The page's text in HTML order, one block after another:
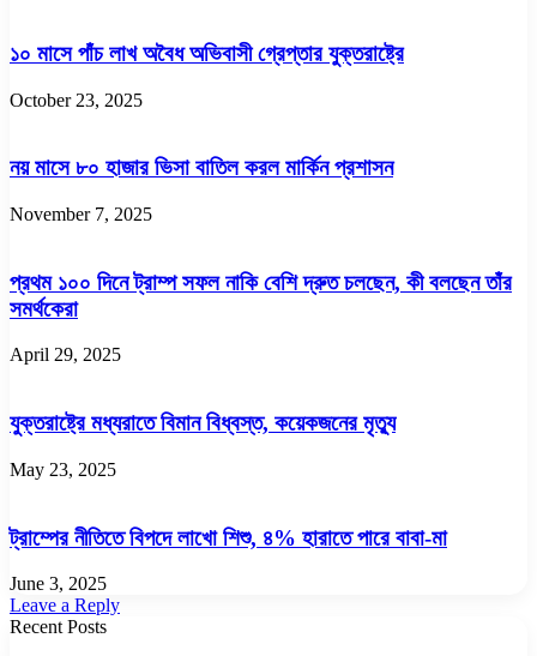
১০ মাসে পাঁচ লাখ অবৈধ অভিবাসী গ্রেপ্তার যুক্তরাষ্ট্রে
October 23, 2025
নয় মাসে ৮০ হাজার ভিসা বাতিল করল মার্কিন প্রশাসন
November 7, 2025
প্রথম ১০০ দিনে ট্রাম্প সফল নাকি বেশি দ্রুত চলছেন, কী বলছেন তাঁর
সমর্থকেরা
April 29, 2025
যুক্তরাষ্ট্রে মধ্যরাতে বিমান বিধ্বস্ত, কয়েকজনের মৃত্যু
May 23, 2025
ট্রাম্পের নীতিতে বিপদে লাখো শিশু, ৪% হারাতে পারে বাবা-মা
June 3, 2025
Leave a Reply
Recent Posts